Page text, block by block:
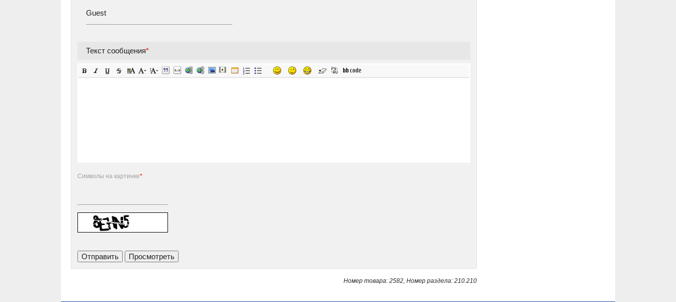
Текст сообщения*
Символы на картинке*
Номер товара: 2582, Номер раздела: 210.210